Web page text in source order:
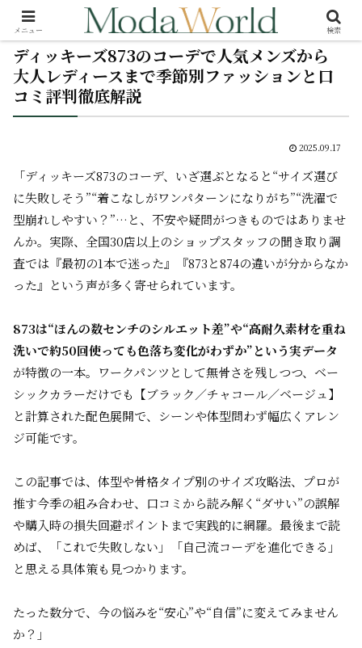
ディッキーズ873のコーデで人気メンズから
大人レディースまで季節別ファッションと口
コミ評判徹底解説
2025.09.17
「ディッキーズ873のコーデ、いざ選ぶとなると“サイズ選び
に失敗しそう”“着こなしがワンパターンになりがち”“洗濯で
型崩れしやすい？”…と、不安や疑問がつきものではありませ
んか。実際、全国30店以上のショップスタッフの聞き取り調
査では『最初の1本で迷った』『873と874の違いが分からなか
った』という声が多く寄せられています。
873は“ほんの数センチのシルエット差”や“高耐久素材を重ね
洗いで約50回使っても色落ち変化がわずか”という実データ
が特徴の一本。ワークパンツとして無骨さを残しつつ、ベー
シックカラーだけでも【ブラック／チャコール／ベージュ】
と計算された配色展開で、シーンや体型問わず幅広くアレン
ジ可能です。
この記事では、体型や骨格タイプ別のサイズ攻略法、プロが
推す今季の組み合わせ、口コミから読み解く“ダサい”の誤解
や購入時の損失回避ポイントまで実践的に網羅。最後まで読
めば、「これで失敗しない」「自己流コーデを進化できる」
と思える具体策も見つかります。
たった数分で、今の悩みを“安心”や“自信”に変えてみません
か？」
メニュー 検索